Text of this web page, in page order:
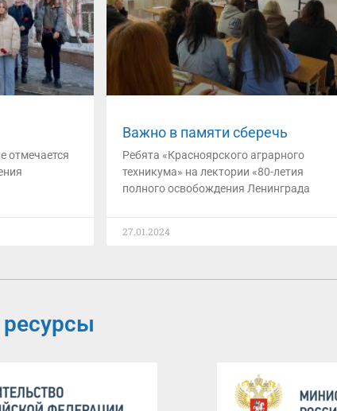
отмечается
Важно в памяти сберечь
Ребята «Красноярского аграрного
техникума» на лектории «80-летия
полного освобождения Ленинграда
27.01.2024